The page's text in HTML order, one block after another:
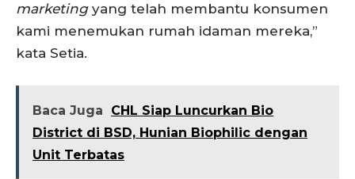
marketingyang telah membantu konsumen
kami menemukan rumah idaman mereka,”
kata Setia.
Baca Juga
CHL Siap Luncurkan Bio
District di BSD, Hunian Biophilic dengan
Unit Terbatas